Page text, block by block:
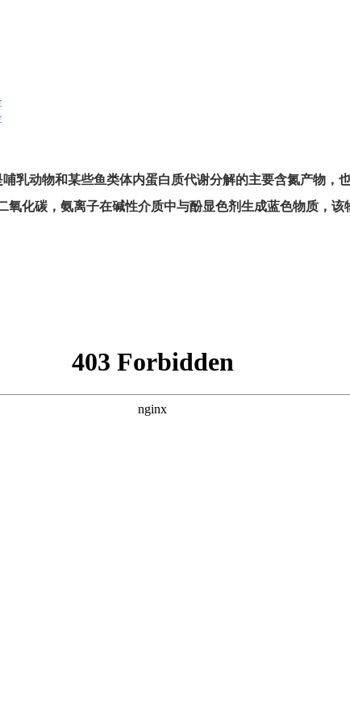
哺乳动物和某些鱼类体内蛋白质代谢分解的主要含氮产物，
氧化碳，氨离子在碱性介质中与酚显色剂生成蓝色物质，